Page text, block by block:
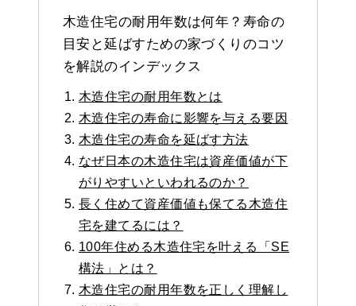
木造住宅の耐用年数は何年？寿命の
目安と延ばすための家づくりのコツ
を解説のインデックス
木造住宅の耐用年数とは
木造住宅の寿命に影響を与える要因
木造住宅の寿命を延ばす方法
なぜ日本の木造住宅は資産価値が下
がりやすいといわれるのか？
長く住めて資産価値も保てる木造住
宅を建てるには？
100年住める木造住宅を叶える「SE
構法」とは？
木造住宅の耐用年数を正しく理解し